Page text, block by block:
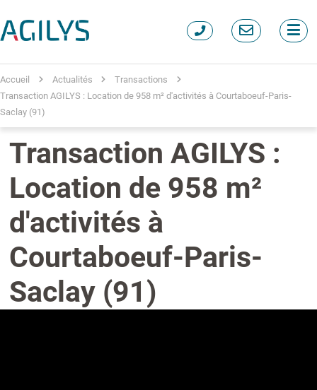
Accueil Actualités
Transactions
Transaction AGILYS : Location de 958 m² d'activités à Courtaboeuf-Paris-
Saclay (91)
Transaction AGILYS :
Location de 958 m²
d'activités à
Courtaboeuf-Paris-
Saclay (91)